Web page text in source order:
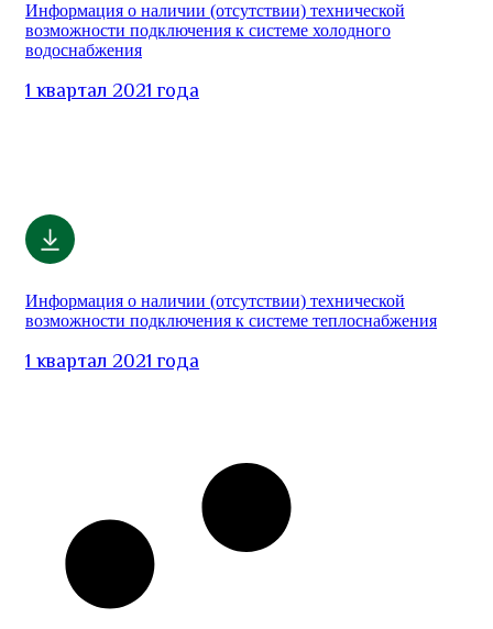
Информация о наличии (отсутствии) технической
возможности подключения к системе холодного
водоснабжения
1 квартал 2021 года
Информация о наличии (отсутствии) технической
возможности подключения к системе теплоснабжения
1 квартал 2021 года